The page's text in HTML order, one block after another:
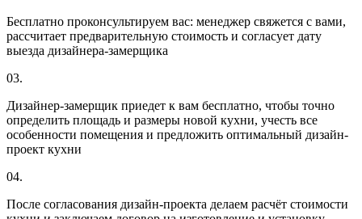
Бесплатно проконсультируем вас: менеджер свяжется с вами,
рассчитает предварительную стоимость и согласует дату
выезда дизайнера-замерщика
03.
Дизайнер-замерщик приедет к вам бесплатно, чтобы точно
определить площадь и размеры новой кухни, учесть все
особенности помещения и предложить оптимальный дизайн-
проект кухни
04.
После согласования дизайн-проекта делаем расчёт стоимости